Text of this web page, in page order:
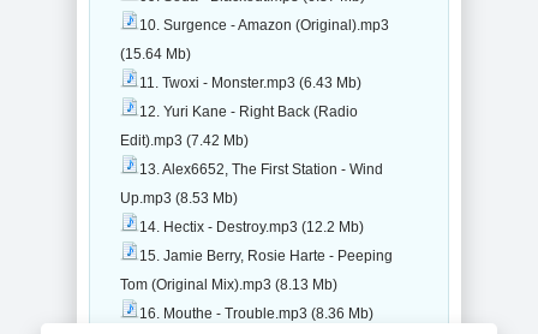
10. Surgence - Amazon (Original).mp3
(15.64 Mb)
11. Twoxi - Monster.mp3 (6.43 Mb)
12. Yuri Kane - Right Back (Radio
Edit).mp3 (7.42 Mb)
13. Alex6652, The First Station - Wind
Up.mp3 (8.53 Mb)
14. Hectix - Destroy.mp3 (12.2 Mb)
15. Jamie Berry, Rosie Harte - Peeping
Tom (Original Mix).mp3 (8.13 Mb)
16. Mouthe - Trouble.mp3 (8.36 Mb)